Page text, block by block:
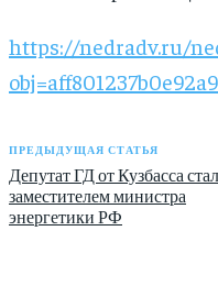
https://nedradv.ru/
ПРЕДЫДУЩАЯ СТАТЬЯ
Депутат ГД от Кузбасса стал
заместителем министра
энергетики РФ